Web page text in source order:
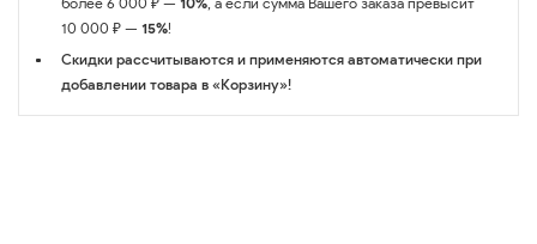
10 000 ₽ — 15%!
Скидки рассчитываются и применяются автоматически при
добавлении товара в «Корзину»!